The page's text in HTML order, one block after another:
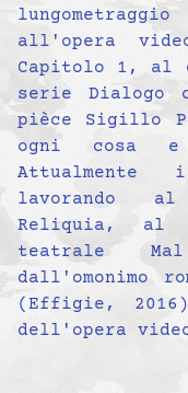
all'opera
Capitolo 1, al
serie
pièce Sigillo
ogni cosa e
lavorando al
Reliquia, al
teatrale
dall'omonimo
(Effigie,
dell'opera